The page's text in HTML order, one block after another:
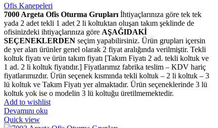
Ofis Kanepeleri
7000 Argeta Ofis Oturma Grupları İhtiyaçlarınıza göre tek tek
yada 2 adet tekli 1 adet 2 li koltuktan oluşan takım şeklinde de
ofisinizdeki ihtiyaçlarınıza göre AŞAĞIDAKİ
SEÇENEKLERDEN seçim yapabilirsiniz. Ürün grupları içersin
de yer alan ürünler genel olarak 2 fiyat aralığında verilmiştir. Tekli
koltuk fiyatı ve ürün takım fiyatı [Takım Fiyatı 2 ad. tekli koltuk ve
1 ad. 2 li koltuk fiyatıdır.] Fiyatlarımız fabrika teslim – KDV hariç
fiyatlarımızdır. Ürün seçenek kısmında tekli koltuk – 2 li koltuk – 3
lü koltuk ve Takım Fiyatı yer almaktadır. Ürün seçeneklerinde 3 lü
koltuk yok ise o modelin 3 lü koltuğu üretilmemektedir.
Add to wishlist
Devamını oku
Quick view